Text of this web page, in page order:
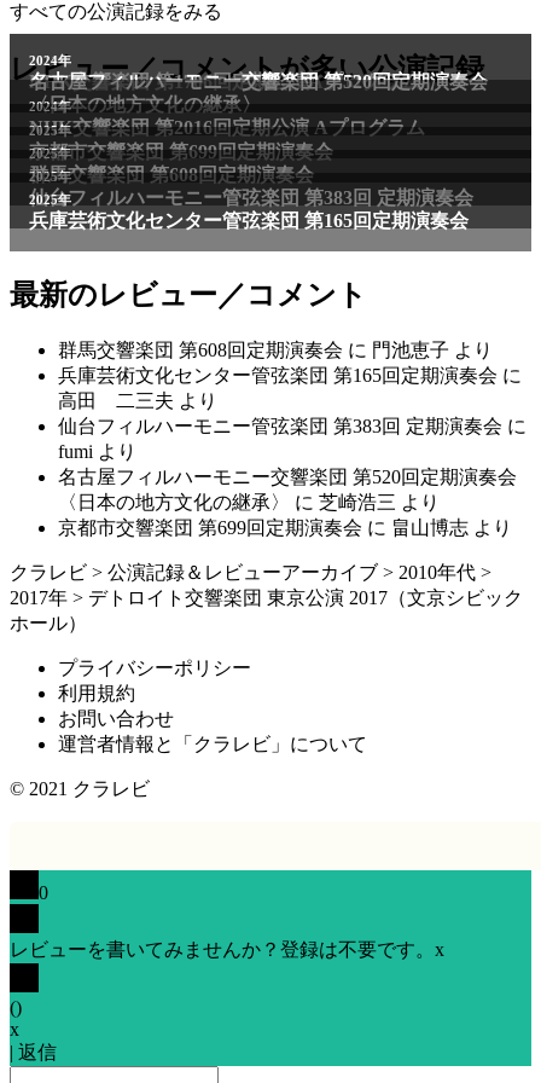
すべての公演記録をみる
レビュー／コメントが多い公演記録
最新のレビュー／コメント
群馬交響楽団 第608回定期演奏会 に 門池恵子 より
兵庫芸術文化センター管弦楽団 第165回定期演奏会 に
高田 二三夫 より
仙台フィルハーモニー管弦楽団 第383回 定期演奏会 に
fumi より
名古屋フィルハーモニー交響楽団 第520回定期演奏会
〈日本の地方文化の継承〉
に 芝崎浩三 より
京都市交響楽団 第699回定期演奏会 に 畠山博志 より
クラレビ > 公演記録＆レビューアーカイブ > 2010年代 >
2017年 > デトロイト交響楽団 東京公演 2017（文京シビック
ホール）
プライバシーポリシー
利用規約
お問い合わせ
運営者情報と「クラレビ」について
© 2021 クラレビ
0
レビューを書いてみませんか？登録は不要です。 x
()
x
| 返信